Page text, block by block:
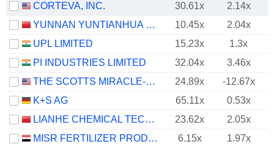
CORTEVA, INC. 30.61x
2.14x
YUNNAN YUNTIANHUA CO., LTD.
10.45x
2.04x
UPL LIMITED
15.23x
1.3x
PI INDUSTRIES LIMITED
32.04x 3.46x
THE SCOTTS MIRACLE-GRO COMPANY
24.89x
-12.67x
K+S AG
65.11x
0.53x
LIANHE CHEMICAL TECHNOLOGY CO.,LTD.
23.62x
2.05x
MISR FERTILIZER PRODUCTION COMPANY
6.15x
1.97x